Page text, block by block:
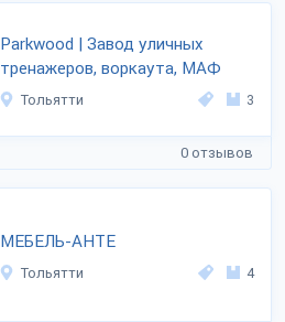
Parkwood | Завод уличных
тренажеров, воркаута, МАФ
Тольятти 3
0 отзывов
МЕБЕЛЬ-АНТЕ
Тольятти 4